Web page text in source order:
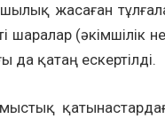
жасаған
шаралар (әкімшілік
да қатаң ескертілді.